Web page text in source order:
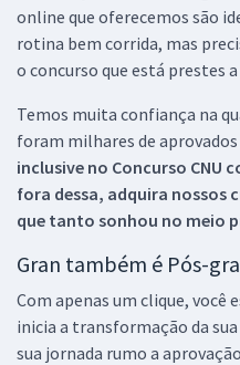
online que oferecemos são
rotina bem corrida, mas
o concurso que está prestes
Temos muita confiança na
foram milhares de
inclusive no Concurso CNU
fora dessa, adquira nossos
que tanto sonhou no meio
Gran também é Pós-
Com apenas um clique, você
inicia a transformação da
sua jornada rumo a